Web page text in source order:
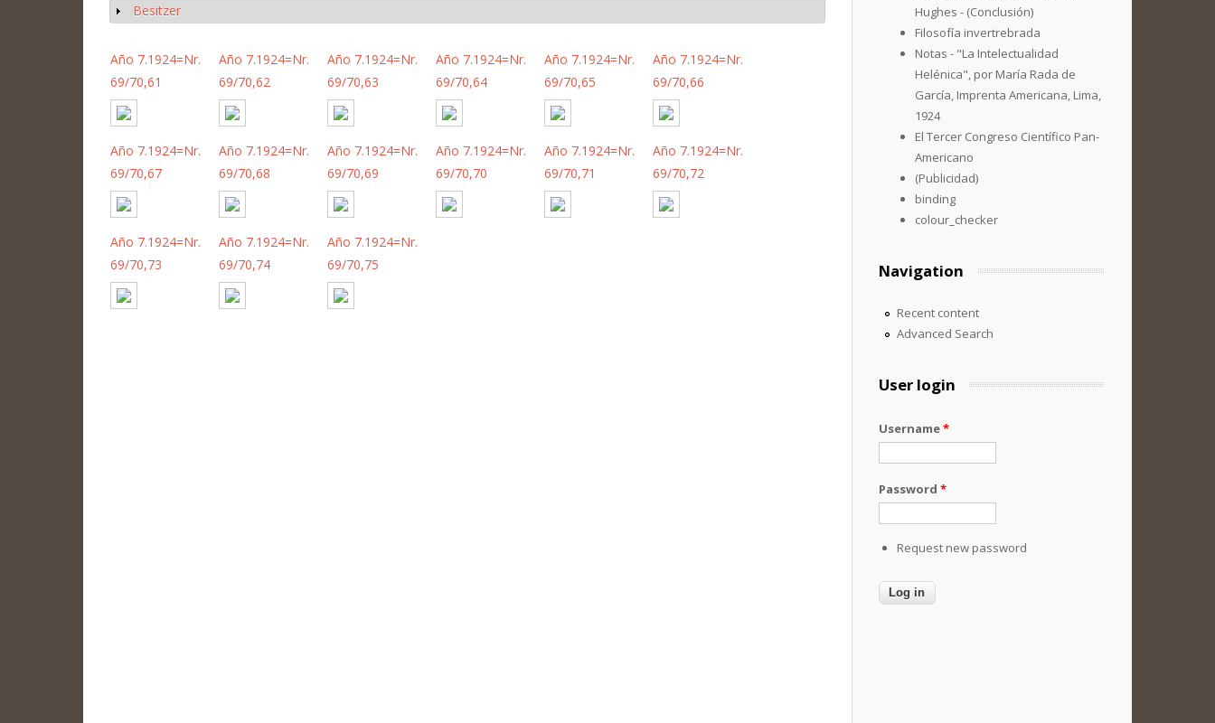
Show
Besitzer
Año 7.1924=Nr.
69/70,61
Año 7.1924=Nr.
69/70,62
Año 7.1924=Nr.
69/70,63
Año 7.1924=Nr.
69/70,64
Año 7.1924=Nr.
69/70,65
Año 7.1924=Nr.
69/70,66
Año 7.1924=Nr.
69/70,67
Año 7.1924=Nr.
69/70,68
Año 7.1924=Nr.
69/70,69
Año 7.1924=Nr.
69/70,70
Año 7.1924=Nr.
69/70,71
Año 7.1924=Nr.
69/70,72
Año 7.1924=Nr.
69/70,73
Año 7.1924=Nr.
69/70,74
Año 7.1924=Nr.
69/70,75
Hughes - (Conclusión)
Filosofía invertrebrada
Notas - "La Intelectualidad
Helénica", por María Rada de
García, Imprenta Americana, Lima,
1924
El Tercer Congreso Científico Pan-
Americano
(Publicidad)
binding
colour_checker
Navigation
Recent content
Advanced Search
User login
Username*
Password *
Request new password